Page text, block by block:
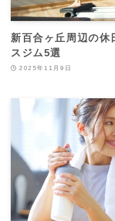
新百合ヶ丘周辺の休
スジム5選
2025年11月9日